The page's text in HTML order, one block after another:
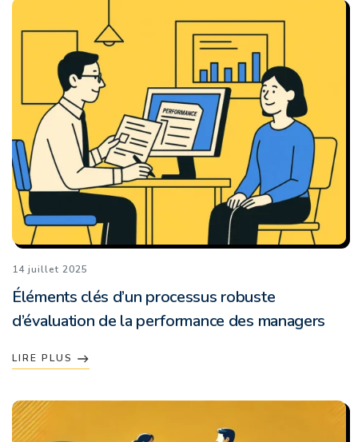
14 juillet 2025
Éléments clés d’un processus robuste
d’évaluation de la performance des managers
LIRE PLUS